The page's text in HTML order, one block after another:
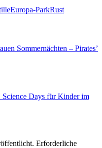
Europa-ParkRust
Sommernächten – Pirates’
Science Days für Kinder im
Erforderliche